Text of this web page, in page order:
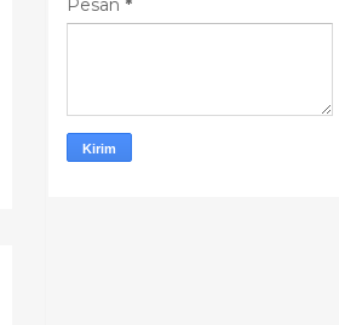
Pesan *